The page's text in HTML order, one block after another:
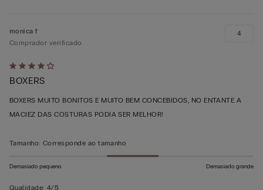
Atribuiu
4
em
5
monica f
Comprador verificado
BOXERS
BOXERS MUITO BONITOS E MUITO BEM CONCEBIDOS, NO ENTANTE A
MACIEZ DAS COSTURAS PODIA SER MELHOR!
4
Tamanho: Corresponde ao tamanho
Demasiado pequeno Demasiado grande
Qualidade: 4/5